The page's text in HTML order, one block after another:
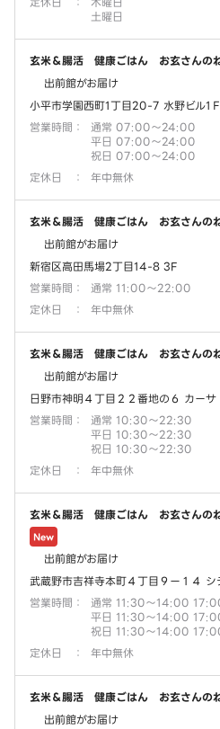
土曜日
玄米＆腸活 健康ごはん お玄さんの
出前館がお届け
小平市学園西町1丁目20-7 水野ビル1Ｆ
営業時間 ：
通常 07:00～24:00
平日 07:00～24:00
祝日 07:00～24:00
定休日
： 年中無休
玄米＆腸活 健康ごはん お玄さんの
出前館がお届け
新宿区高田馬場2丁目14-8 3F
営業時間 ：
通常 11:00～22:00
定休日
： 年中無休
玄米＆腸活 健康ごはん お玄さんの
出前館がお届け
日野市神明４丁目２２番地の６ カー
営業時間 ：
通常 10:30～22:30
平日 10:30～22:30
祝日 10:30～22:30
定休日
： 年中無休
玄米＆腸活 健康ごはん お玄さんの
New
出前館がお届け
武蔵野市吉祥寺本町４丁目９ー１４ シ
営業時間 ：
通常 11:30～14:00
平日 11:30～14:00
祝日 11:30～14:00
定休日
： 年中無休
玄米＆腸活 健康ごはん お玄さんの
出前館がお届け